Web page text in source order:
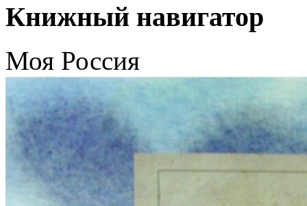
Книжный навигатор
Моя Россия